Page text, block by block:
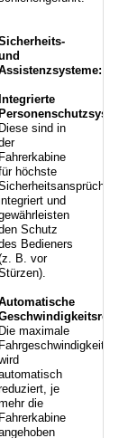
Diese sind in
Fahrerkabine
höchste
und
Schutz
Bedieners
B. vor
Die maximale
Fahrgeschwindigkeit
je
die
Fahrerkabine